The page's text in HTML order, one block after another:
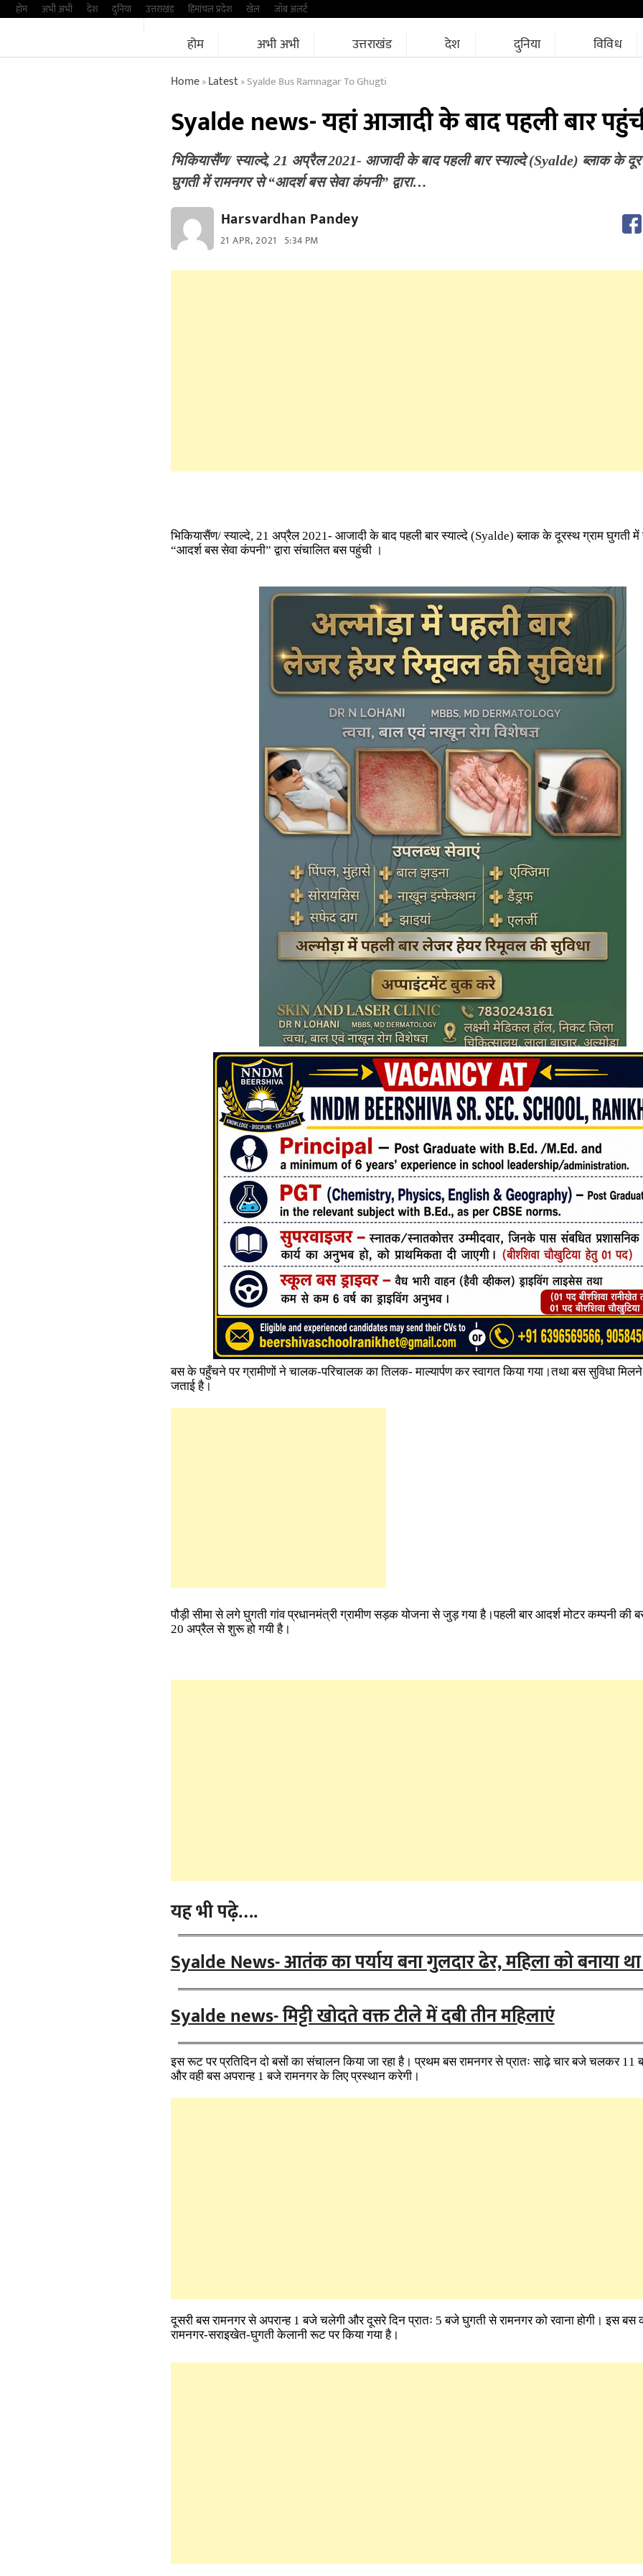
Skipहोम अभी अभी देश दुनिया उत्तराखंड हिमांचल प्रदेश खेल जॉब अलर्ट
होम अभी अभी उत्तराखंड देश दुनिया विविध
Home»Latest»Syalde Bus Ramnagar To Ghugti
Syalde news- यहां आजादी के बाद पहली बार
भिकियासैंण/ स्याल्दे, 21 अप्रैल 2021- आजादी के बाद पहली बार स्याल्दे (Syalde) ब्लाक के
घुगती में रामनगर से “आदर्श बस सेवा कंपनी” द्वारा…
Harsvardhan Pandey
21 APR, 2021 5:34 PM
भिकियासैंण/ स्याल्दे, 21 अप्रैल 2021- आजादी के बाद पहली बार स्याल्दे (Syalde) ब्लाक के दूरस्थ ग्राम घुगती में
“आदर्श बस सेवा कंपनी” द्वारा संचालित बस पहुंची ।
बस के पहुँचने पर ग्रामीणों ने चालक-परिचालक का तिलक- माल्यार्पण कर स्वागत किया गया।तथा बस सुविधा
जताई है।
पौड़ी सीमा से लगे घुगती गांव प्रधानमंत्री ग्रामीण सड़क योजना से जुड़ गया है।पहली बार आदर्श मोटर कम्पनी की
20 अप्रैल से शुरू हो गयी है।
यह भी पढ़े….
Syalde News- आतंक का पर्याय बना गुलदार ढेर, महिला को बनाया था
Syalde news- मिट्टी खोदते वक्त टीले में दबी तीन महिलाएं
इस रूट पर प्रतिदिन दो बसों का संचालन किया जा रहा है। प्रथम बस रामनगर से प्रातः साढ़े चार बजे चलकर 11
और वही बस अपरान्ह 1 बजे रामनगर के लिए प्रस्थान करेगी।
दूसरी बस रामनगर से अपरान्ह 1 बजे चलेगी और दूसरे दिन प्रातः 5 बजे घुगती से रामनगर को रवाना होगी। इस
रामनगर-सराइखेत-घुगती केलानी रूट पर किया गया है।